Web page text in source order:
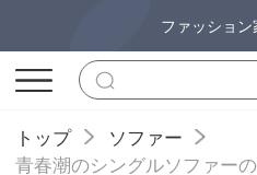
ファッショ
トップ
ソファー
青春潮のシングルソファー